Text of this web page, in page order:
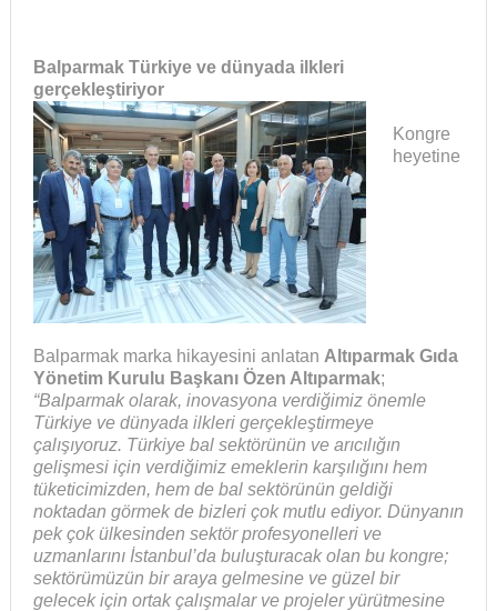
Balparmak Türkiye ve dünyada ilkleri
gerçekleştiriyor
Kongre
heyetine
Balparmak marka hikayesini anlatan Altıparmak Gıda
Yönetim Kurulu Başkanı Özen Altıparmak;
“Balparmak olarak, inovasyona verdiğimiz önemle
Türkiye ve dünyada ilkleri gerçekleştirmeye
çalışıyoruz. Türkiye bal sektörünün ve arıcılığın
gelişmesi için verdiğimiz emeklerin karşılığını hem
tüketicimizden, hem de bal sektörünün geldiği
noktadan görmek de bizleri çok mutlu ediyor. Dünyanın
pek çok ülkesinden sektör profesyonelleri ve
uzmanlarını İstanbul’da buluşturacak olan bu kongre;
sektörümüzün bir araya gelmesine ve güzel bir
gelecek için ortak çalışmalar ve projeler yürütmesine